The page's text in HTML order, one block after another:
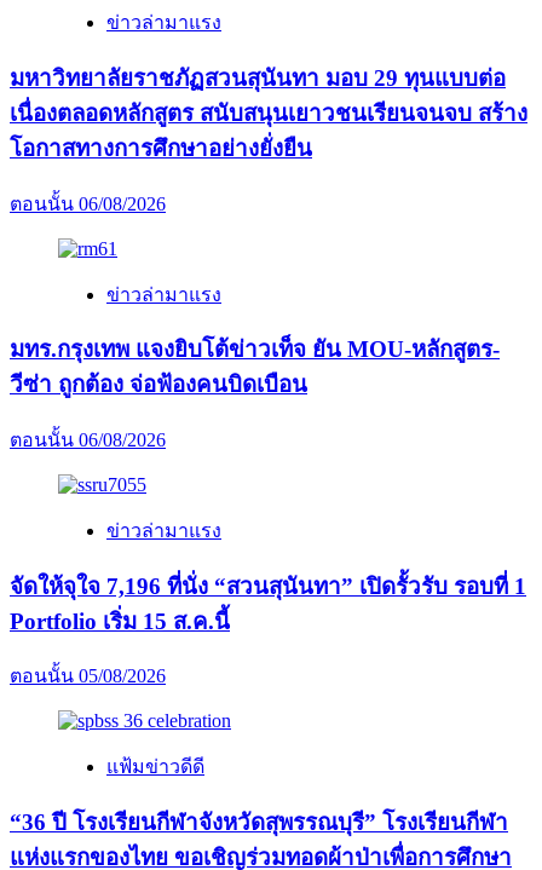
เรียง
‘ฉัน
รัก
ไทย’
เชิดชู
รัก
ชาติ
สถาบัน
พระ
กษัตริย์”
ข่าวล่ามาแรง
มหาวิทยาลัยราชภัฏสวนสุนันทา มอบ 29 ทุนแบบต่อ
เนื่องตลอดหลักสูตร สนับสนุนเยาวชนเรียนจนจบ สร้าง
โอกาสทางการศึกษาอย่างยั่งยืน
ตอนนั้น 06/08/2026
ข่าวล่ามาแรง
มทร.กรุงเทพ แจงยิบโต้ข่าวเท็จ ยัน MOU-หลักสูตร-
วีซ่า ถูกต้อง จ่อฟ้องคนบิดเบือน
ตอนนั้น 06/08/2026
ข่าวล่ามาแรง
จัดให้จุใจ 7,196 ที่นั่ง “สวนสุนันทา” เปิดรั้วรับ รอบที่ 1
Portfolio เริ่ม 15 ส.ค.นี้
ตอนนั้น 05/08/2026
แฟ้มข่าวดีดี
“36 ปี โรงเรียนกีฬาจังหวัดสุพรรณบุรี” โรงเรียนกีฬา
แห่งแรกของไทย ขอเชิญร่วมทอดผ้าป่าเพื่อการศึกษา